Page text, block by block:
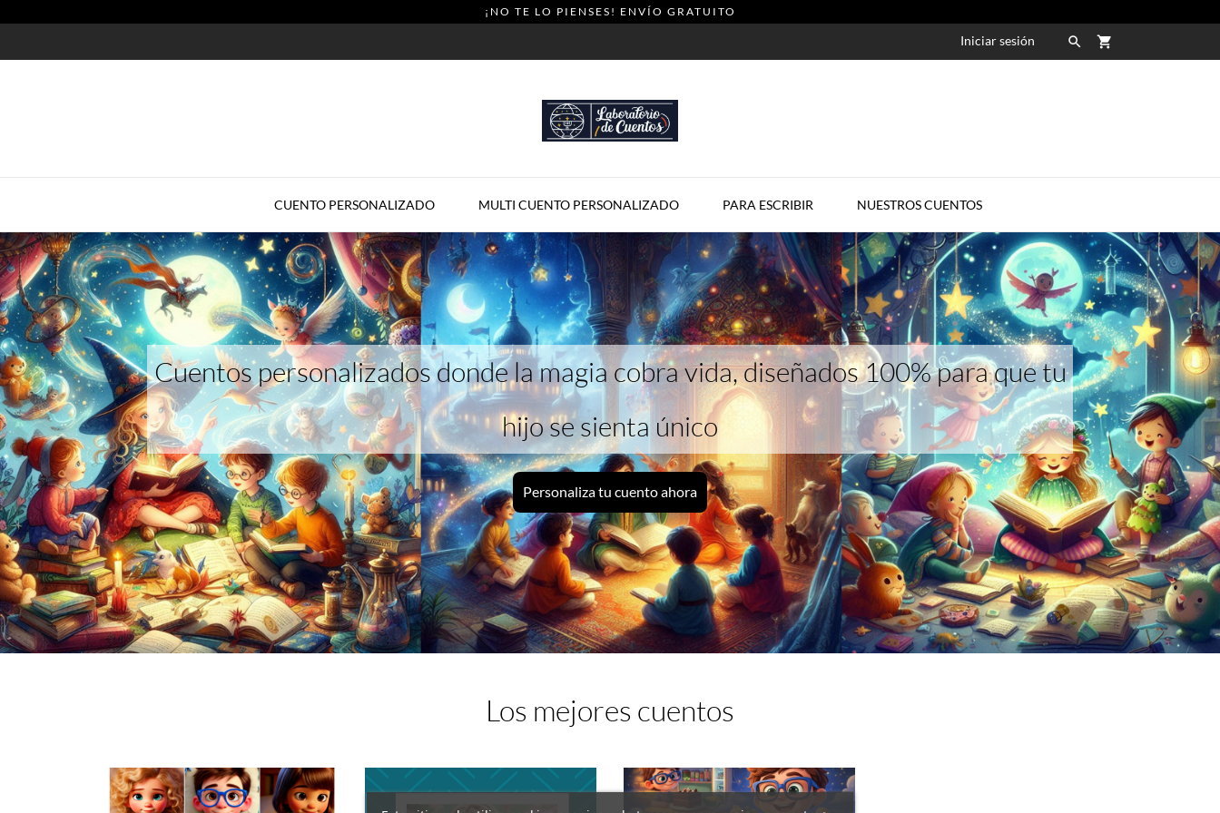
¡NO TE LO PIENSES! ENVÍO GRATUITO
Iniciar sesión  shopping_cart
CUENTO PERSONALIZADO MULTI CUENTO PERSONALIZADO PARA ESCRIBIR NUESTROS CUENTOS
Cuentos personalizados donde la magia cobra vida, diseñados 100% para que tu
hijo se sienta único
Personaliza tu cuento ahora
Los mejores cuentos